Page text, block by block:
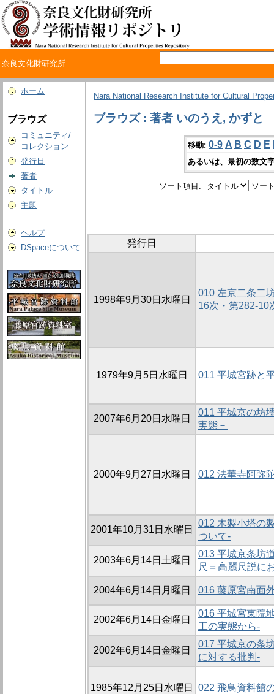
奈良文化財研究所
ホーム
ブラウズ
コミュニティ/
コレクション
発行日
著者
タイトル
主題
ヘルプ
DSpaceについて
Nara National Research Institute for Cultural
ブラウズ : 著者 いのうえ, かずと
移動: 0-9 A B C D E
あるいは、最初の数文
ソート項目: ソー
発行日
1998年9月30日水曜日
010 左京二条二
16次・第282-10
1979年9月5日水曜日 011 平城宮跡と
2007年6月20日水曜日
011 平城京の坊
実態－
2000年9月27日水曜日 012 法華寺阿弥
2001年10月31日水曜日
012 木製小塔の
ついて-
2003年6月14日土曜日
013 平城京条坊
尺＝高麗尺説に
2004年6月14日月曜日 016 藤原宮南面
2002年6月14日金曜日
016 平城宮東院
工の実態から-
2002年6月14日金曜日
017 平城京の条
に対する批判-
1985年12月25日水曜日 022 飛鳥資料館